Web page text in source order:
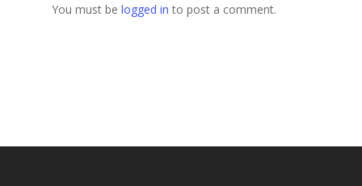
You must be logged in to post a comment.